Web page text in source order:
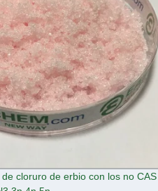
cloruro de erbio con los no CAS